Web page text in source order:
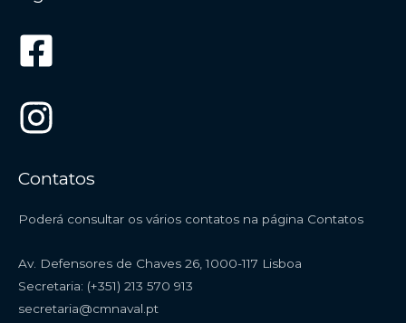
Contatos
Poderá consultar os vários contatos na página Contatos
Av. Defensores de Chaves 26, 1000-117 Lisboa
Secretaria: (+351) 213 570 913
secretaria@cmnaval.pt